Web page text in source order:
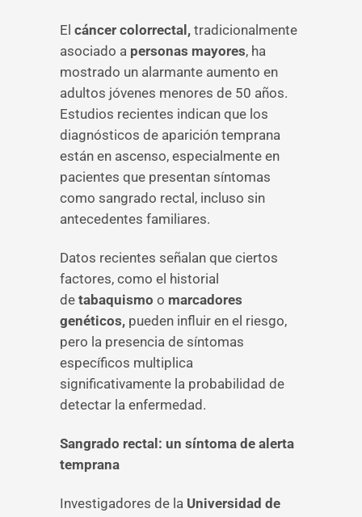
El cáncer colorrectal, tradicionalmente
asociado a personas mayores, ha
mostrado un alarmante aumento en
adultos jóvenes menores de 50 años.
Estudios recientes indican que los
diagnósticos de aparición temprana
están en ascenso, especialmente en
pacientes que presentan síntomas
como sangrado rectal, incluso sin
antecedentes familiares.
Datos recientes señalan que ciertos
factores, como el historial
de tabaquismo o marcadores
genéticos, pueden influir en el riesgo,
pero la presencia de síntomas
específicos multiplica
significativamente la probabilidad de
detectar la enfermedad.
Sangrado rectal: un síntoma de alerta
temprana
Investigadores de la Universidad de